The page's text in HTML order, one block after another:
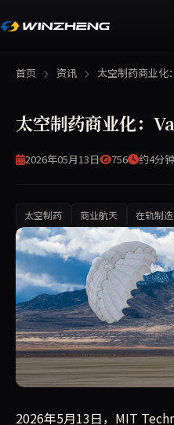
首页 资讯 太空制药商业
太空制药商业化：
2026年05月13日 756 约4分钟
太空制药 商业航天 在轨制造
Varda Space Industries与
2026年5月13日，MIT